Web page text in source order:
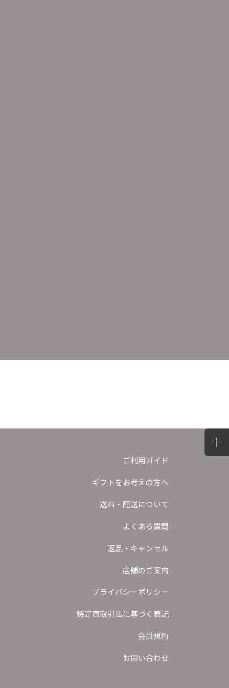
ご利用ガイド
ギフトをお考えの方へ
送料・配送について
よくある質問
返品・キャンセル
店舗のご案内
プライバシーポリシー
特定商取引法に基づく表記
会員規約
お問い合わせ